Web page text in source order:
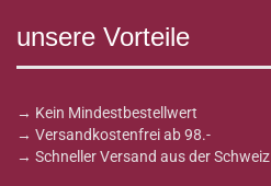
unsere Vorteile
→ Kein Mindestbestellwert
→ Versandkostenfrei ab 98.-
→ Schneller Versand aus der Schweiz